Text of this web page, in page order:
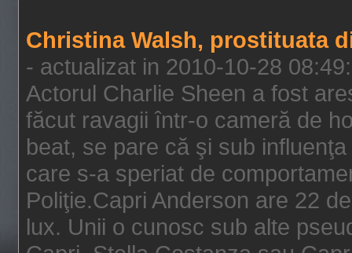
Christina Walsh, prostituata
- actualizat in 2010-10-28
Actorul Charlie Sheen a fost
făcut ravagii într-o cameră de
beat, se pare că şi sub
care s-a speriat de
Poliţie.Capri Anderson are 22
lux. Unii o cunosc sub alte